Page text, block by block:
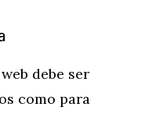
debe ser
como para